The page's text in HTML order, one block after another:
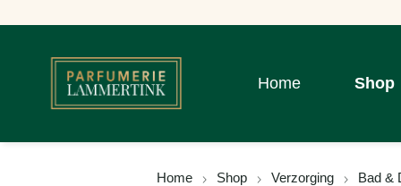
Home Shop
Home Shop Verzorging Bad &